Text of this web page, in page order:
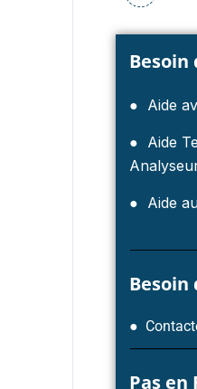
Besoin
● Aide
● Aide
● Aide
Besoin
●
Pas en